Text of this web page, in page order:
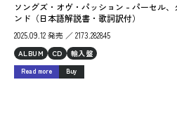
ソングズ・オヴ・パッション - パーセル、
ンド（日本語解説書・歌詞訳付）
2025.09.12 発売 ／ 2173.282845
ALBUM CD 輸入盤
Read more Buy